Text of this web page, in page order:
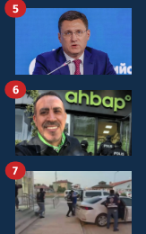
5
6
7